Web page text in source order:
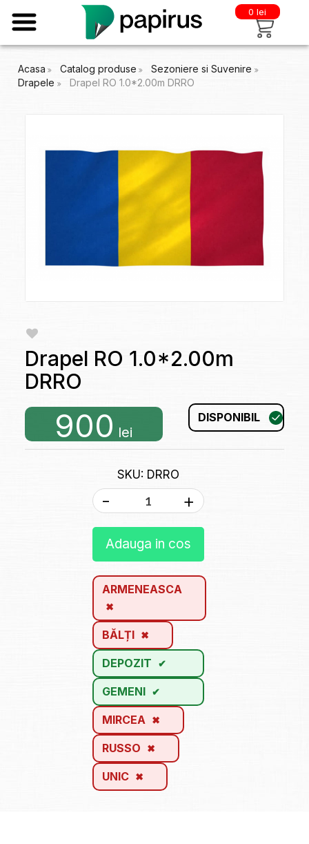
0 lei
Acasa Catalog produse
Sezoniere si Suvenire
Drapele
Drapel RO 1.0*2.00m DRRO
Drapel RO 1.0*2.00m
DRRO
900 lei
DISPONIBIL
SKU: DRRO
- +
Adauga in cos
ARMENEASCA
BĂLȚI
DEPOZIT
GEMENI
MIRCEA
RUSSO
UNIC